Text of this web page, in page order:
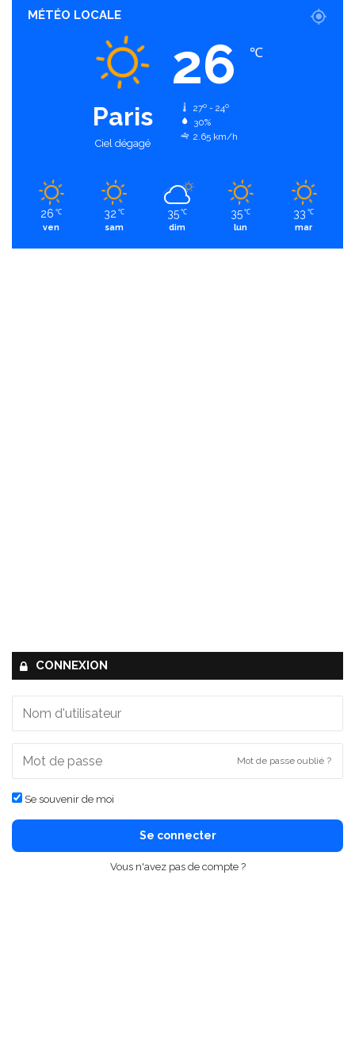
MÉTÉO LOCALE
Paris
Ciel dégagé
26 ℃
27º - 24º
30%
2.65 km/h
26 ℃
ven
32 ℃
sam
35 ℃
dim
35 ℃
lun
33 ℃
mar
CONNEXION
Mot de passe oublié ?
Se souvenir de moi
Se connecter
Vous n'avez pas de compte ?